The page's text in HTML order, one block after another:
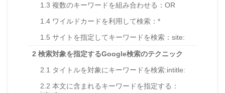
1.3 複数のキーワードを組み合わせる：OR
1.4 ワイルドカードを利用して検索：*
1.5 サイトを指定してキーワードを検索：site:
2 検索対象を指定するGoogle検索のテクニック
2.1 タイトルを対象にキーワードを検索:intitle:
2.2 本文に含まれるキーワードを指定する：